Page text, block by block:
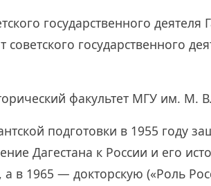
государственного деятеля
государственного
факультет МГУ им. М.
подготовки в 1955 году
Дагестана к России и его
а в 1965 — докторскую («Роль